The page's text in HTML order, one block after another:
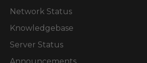
Network Status
Knowledgebase
Server Status